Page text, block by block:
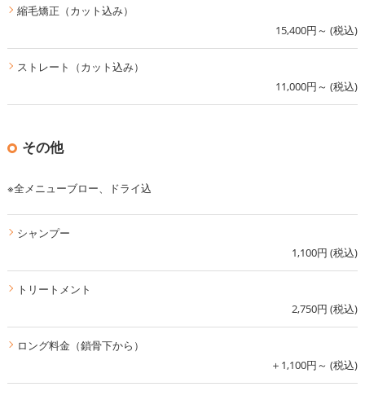
縮毛矯正（カット込み）
15,400円～ (税込)
ストレート（カット込み）
11,000円～ (税込)
その他
※全メニューブロー、ドライ込
シャンプー
1,100円 (税込)
トリートメント
2,750円 (税込)
ロング料金（鎖骨下から）
＋1,100円～ (税込)